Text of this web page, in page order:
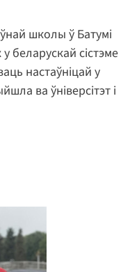
школы ў Батумі
беларускай сістэме
настаўніцай у
ва ўніверсітэт і